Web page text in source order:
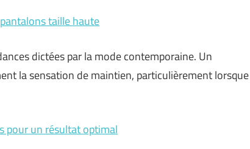
taille haute
dictées par la mode contemporaine. Un
la sensation de maintien, particulièrement lorsque
pour un résultat optimal